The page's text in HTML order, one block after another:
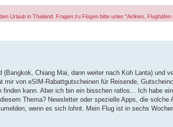
Urlaub in Thailand. Fragen zu Flügen bitte unter "Airlines, Flughäfen
Chiang Mai, dann weiter nach Koh Lanta) und
von eSIM-Rabattgutscheinen für Reisende,
kann. Aber ich bin ein bisschen ratlos... Ich habe
Thema? Newsletter oder spezielle Apps, die solche
wenn es sich lohnt. Mein Flug ist in sechs